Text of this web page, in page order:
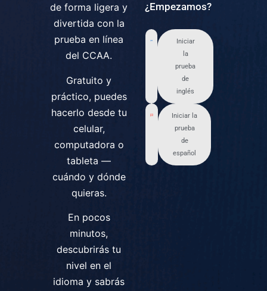
de forma ligera y
divertida con la
prueba en línea
del CCAA.
Gratuito y
práctico, puedes
hacerlo desde tu
celular,
computadora o
tableta —
cuándo y dónde
quieras.
En pocos
minutos,
descubrirás tu
nivel en el
idioma y sabrás
¿Empezamos?
Iniciar
la
prueba
de
inglés
Iniciar la
prueba
de
español